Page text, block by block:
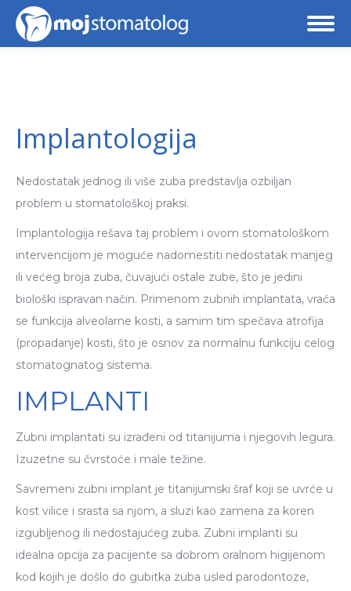
Implantologija
Nedostatak jednog ili više zuba predstavlja ozbiljan
problem u stomatološkoj praksi.
Implantologija rešava taj problem i ovom stomatološkom
intervencijom je moguće nadomestiti nedostatak manjeg
ili većeg broja zuba, čuvajući ostale zube, što je jedini
biološki ispravan način. Primenom zubnih implantata, vraća
se funkcija alveolarne kosti, a samim tim spečava atrofija
(propadanje) kosti, što je osnov za normalnu funkciju celog
stomatognatog sistema.
IMPLANTI
Zubni implantati su izrađeni od titanijuma i njegovih legura.
Izuzetne su čvrstoće i male težine.
Savremeni zubni implant je titanijumski šraf koji se uvrće u
kost vilice i srasta sa njom, a sluzi kao zamena za koren
izgubljenog ili nedostajućeg zuba. Zubni implanti su
idealna opcija za pacijente sa dobrom oralnom higijenom
kod kojih je došlo do gubitka zuba usled parodontoze,